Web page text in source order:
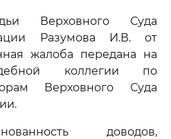
Верховного Суда
Разумова И.В. от
жалоба передана на
коллегии по
Верховного Суда
доводов,